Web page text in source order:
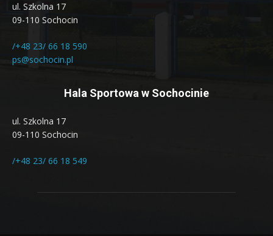
ul. Szkolna 17
09-110 Sochocin
/+48 23/ 66 18 590
ps@sochocin.pl
Hala Sportowa w Sochocinie
ul. Szkolna 17
09-110 Sochocin
/+48 23/ 66 18 549